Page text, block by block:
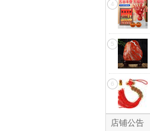
4
5
6
店铺公告